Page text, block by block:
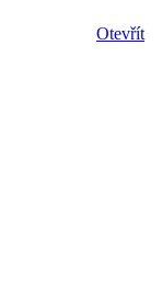
Otevřít